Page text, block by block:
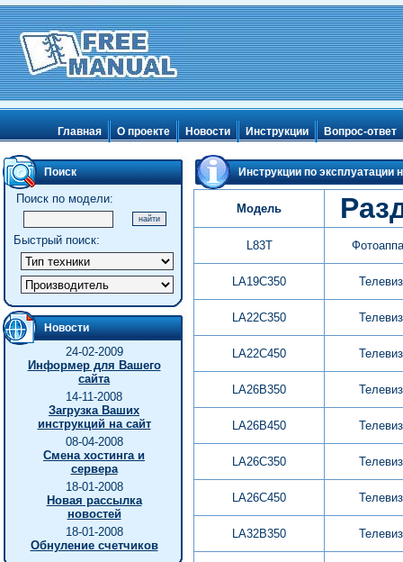
Главная О проекте Новости Инструкции Вопрос-ответ
Поиск
Поиск по модели:
Быстрый поиск:
Новости
24-02-2009
Информер для Вашего
сайта
14-11-2008
Загрузка Ваших
инструкций на сайт
08-04-2008
Смена хостинга и
сервера
18-01-2008
Новая рассылка
новостей
18-01-2008
Обнуление счетчиков
Инструкции по эксплуатации
Модель
L83T
LA19C350
LA22C350
LA22C450
LA26B350
LA26B450
LA26C350
LA26C450
LA32B350